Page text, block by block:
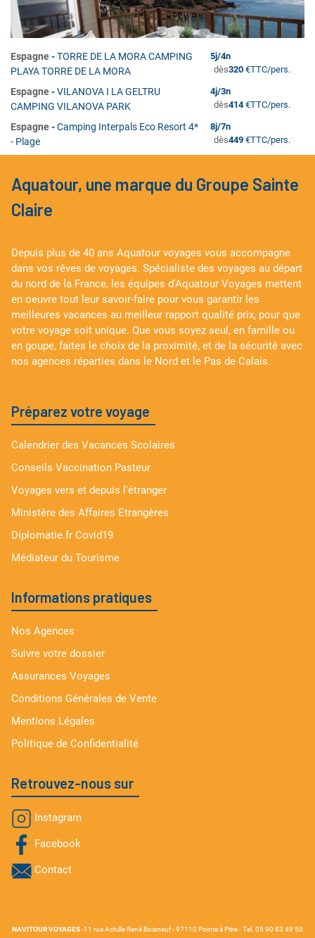
Espagne-TORRE DE LA MORA CAMPING
PLAYA TORRE DE LA MORA
5j/4n
dès320€TTC/pers.
Espagne-VILANOVA I LA GELTRU
CAMPING VILANOVA PARK
4j/3n
dès414€TTC/pers.
Espagne-Camping Interpals Eco Resort 4*
- Plage
8j/7n
dès449€TTC/pers.
Aquatour, une marque du Groupe Sainte
Claire
Depuis plus de 40 ans Aquatour voyages vous accompagne
dans vos rêves de voyages. Spécialiste des voyages au départ
du nord de la France, les équipes d'Aquatour Voyages mettent
en oeuvre tout leur savoir-faire pour vous garantir les
meilleures vacances au meilleur rapport qualité prix, pour que
votre voyage soit unique. Que vous soyez seul, en famille ou
en goupe, faites le choix de la proximité, et de la sécurité avec
nos agences réparties dans le Nord et le Pas de Calais.
Préparez votre voyage
Calendrier des Vacances Scolaires
Conseils Vaccination Pasteur
Voyages vers et depuis l'étranger
Ministère des Affaires Etrangères
Diplomatie.fr Covid19
Médiateur du Tourisme
Informations pratiques
Nos Agences
Suivre votre dossier
Assurances Voyages
Conditions Générales de Vente
Mentions Légales
Politique de Confidentialité
Retrouvez-nous sur
Instagram
Facebook
Contact
NAVITOUR VOYAGES-11 rue Achille René Boisneuf - 97110 Pointe à Pitre - Tel. 05 90 83 49 50